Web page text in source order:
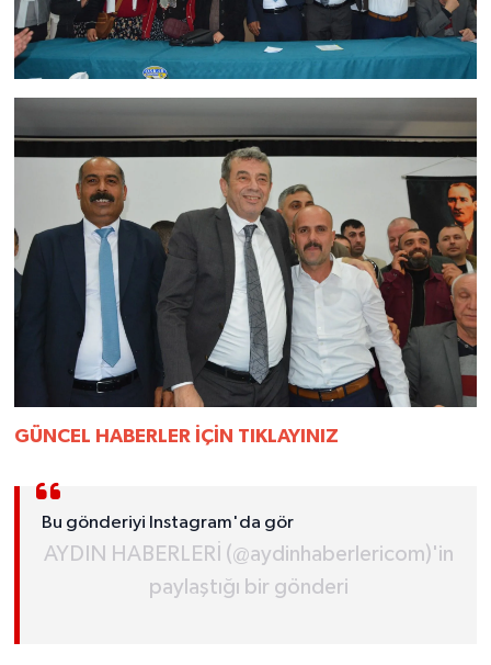
GÜNCEL HABERLER İÇİN TIKLAYINIZ
Bu gönderiyi Instagram'da gör
AYDIN HABERLERİ (@aydinhaberlericom)'in
paylaştığı bir gönderi